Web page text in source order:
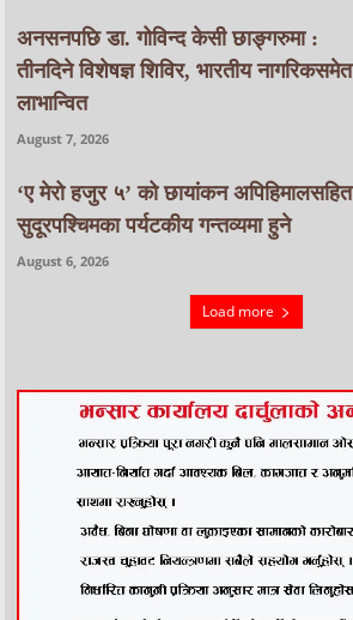
अनसनपछि डा. गोविन्द केसी छाङ्गरुमा :
तीनदिने विशेषज्ञ शिविर, भारतीय नागरिकसमेत
लाभान्वित
August 7, 2026
‘ए मेरो हजुर ५’ को छायांकन अपिहिमालसहित
सुदूरपश्चिमका पर्यटकीय गन्तव्यमा हुने
August 6, 2026
Load more